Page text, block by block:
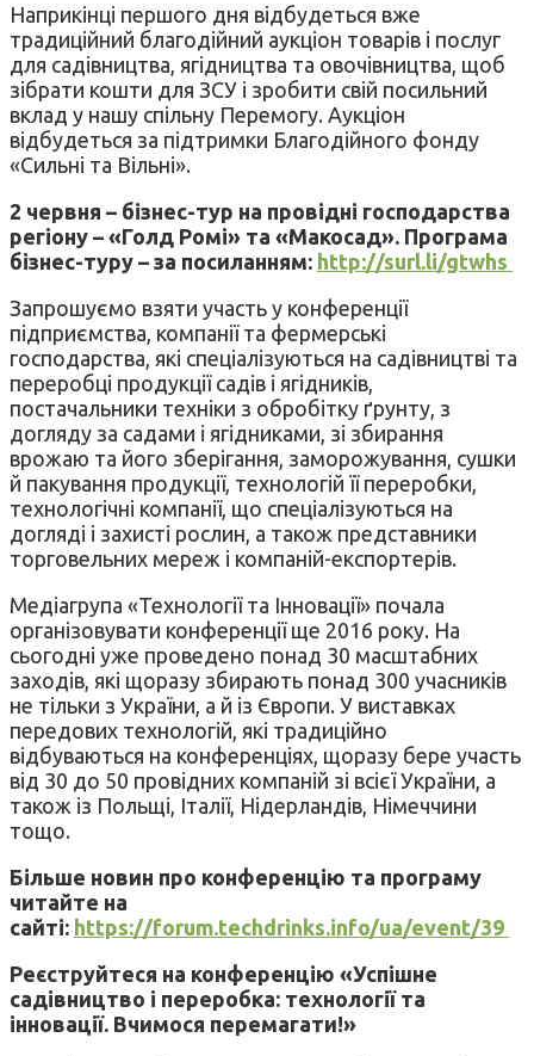
Наприкінці першого дня відбудеться вже
традиційний благодійний аукціон товарів і послуг
для садівництва, ягідництва та овочівництва, щоб
зібрати кошти для ЗСУ і зробити свій посильний
вклад у нашу спільну Перемогу. Аукціон
відбудеться за підтримки Благодійного фонду
«Сильні та Вільні».
2 червня – бізнес-тур на провідні господарства
регіону – «Голд Ромі» та «Макосад». Програма
бізнес-туру – за посиланням: http://surl.li/gtwhs
Запрошуємо взяти участь у конференції
підприємства, компанії та фермерські
господарства, які спеціалізуються на садівництві та
переробці продукції садів і ягідників,
постачальники техніки з обробітку ґрунту, з
догляду за садами і ягідниками, зі збирання
врожаю та його зберігання, заморожування, сушки
й пакування продукції, технологій її переробки,
технологічні компанії, що спеціалізуються на
догляді і захисті рослин, а також представники
торговельних мереж і компаній-експортерів.
Медіагрупа «Технології та Інновації» почала
організовувати конференції ще 2016 року. На
сьогодні уже проведено понад 30 масштабних
заходів, які щоразу збирають понад 300 учасників
не тільки з України, а й із Європи. У виставках
передових технологій, які традиційно
відбуваються на конференціях, щоразу бере участь
від 30 до 50 провідних компаній зі всієї України, а
також із Польщі, Італії, Нідерландів, Німеччини
тощо.
Більше новин про конференцію та програму
читайте на
сайті: https://forum.techdrinks.info/ua/event/39
Реєструйтеся на конференцію «Успішне
садівництво і переробка: технології та
інновації. Вчимося перемагати!»